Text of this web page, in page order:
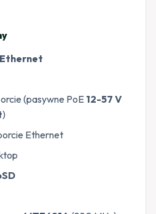
(pasywne PoE 12-57 V
)
Ethernet